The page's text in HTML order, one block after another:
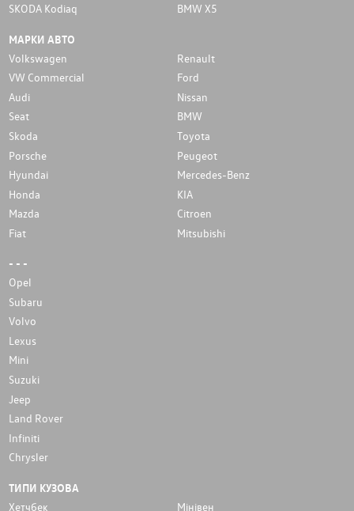
SKODA Kodiaq
BMW X5
МАРКИ АВТО
Volkswagen
Renault
VW Commercial
Ford
Audi
Nissan
Seat
BMW
Skoda
Toyota
Porsche
Peugeot
Hyundai
Mercedes-Benz
Honda
KIA
Mazda
Citroen
Fiat
Mitsubishi
- - -
Opel
Subaru
Volvo
Lexus
Mini
Suzuki
Jeep
Land Rover
Infiniti
Chrysler
ТИПИ КУЗОВА
Хетчбек
Мінівен